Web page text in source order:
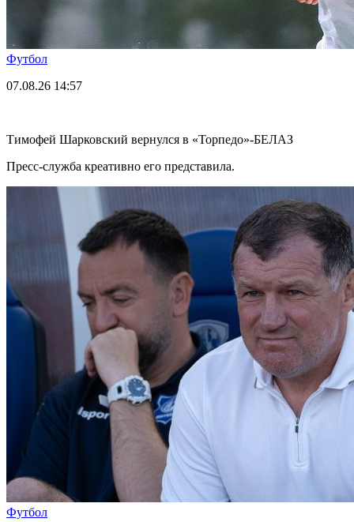
Футбол
07.08.26 14:57
Тимофей Шарковский вернулся в «Торпедо»-БЕЛАЗ
Пресс-служба креативно его представила.
Футбол